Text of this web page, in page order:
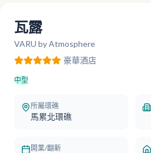
瓦露
VARU by Atmosphere
豪華酒店
中型
所屬環礁
馬累北環礁
開業/翻新